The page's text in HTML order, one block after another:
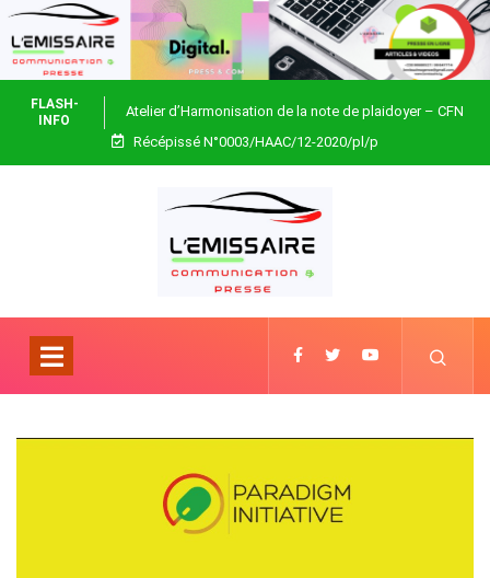
FLASH-
INFO
Atelier d’Harmonisation de la note de plaidoyer – CFN
Togo
Récépissé N°0003/HAAC/12-2020/pl/p